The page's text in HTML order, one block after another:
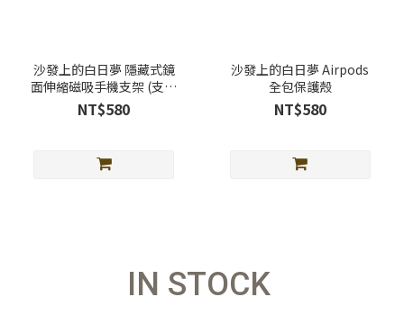
沙發上的白日夢 隱藏式鏡
面伸縮磁吸手機支架 (支援
Magsafe)
NT$580
沙發上的白日夢 Airpods
全包保護殼
NT$580
IN STOCK